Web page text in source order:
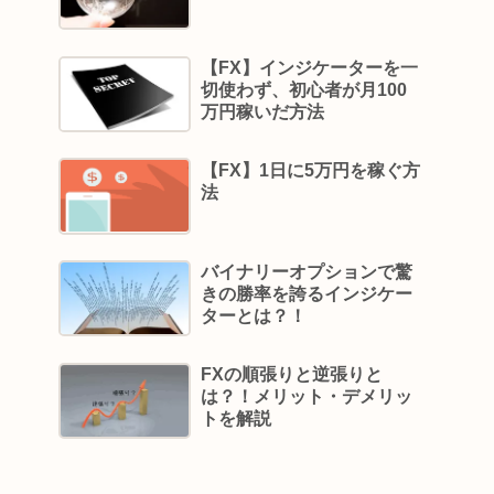
【FX】インジケーターを一
切使わず、初心者が月100
万円稼いだ方法
【FX】1日に5万円を稼ぐ方
法
バイナリーオプションで驚
きの勝率を誇るインジケー
ターとは？！
FXの順張りと逆張りと
は？！メリット・デメリッ
トを解説